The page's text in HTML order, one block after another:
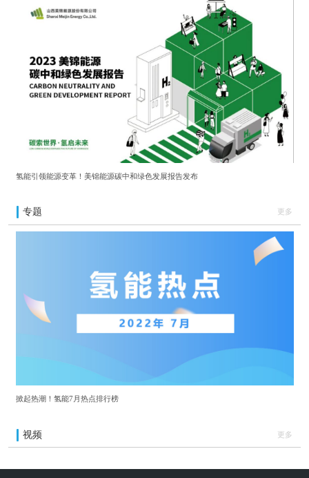
氢能引领能源变革！美锦能源碳中和绿色发展报告发布
专题 更多
掀起热潮！氢能7月热点排行榜
视频 更多